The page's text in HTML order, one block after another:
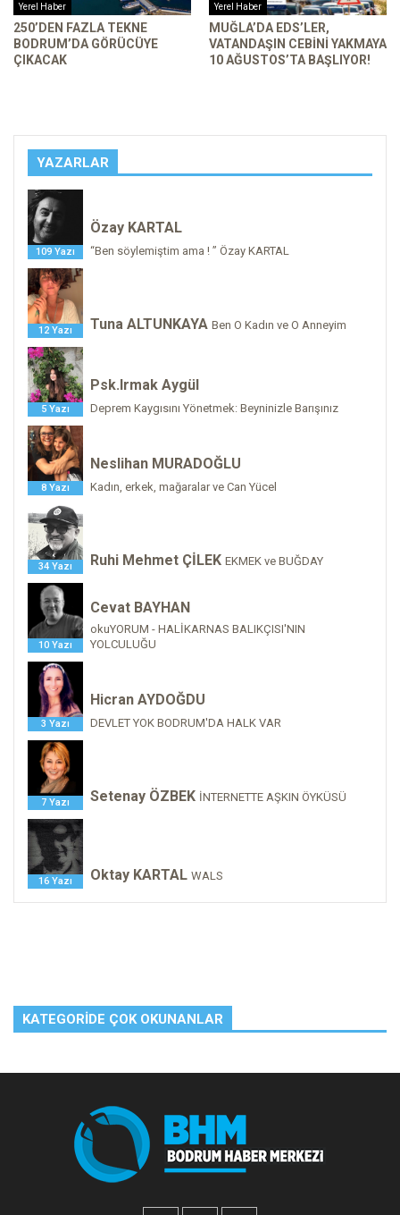
Yerel Haber
250’DEN FAZLA TEKNE
BODRUM’DA GÖRÜCÜYE
ÇIKACAK
Yerel Haber
MUĞLA’DA EDS’LER,
VATANDAŞIN CEBINI YAKMAYA
10 AĞUSTOS’TA BAŞLIYOR!
YAZARLAR
109 Yazı
Özay KARTAL
“Ben söylemiştim ama ! ” Özay KARTAL
12 Yazı Tuna ALTUNKAYA Ben O Kadın ve O Anneyim
5 Yazı
Psk.Irmak Aygül
Deprem Kaygısını Yönetmek: Beyninizle Barışınız
8 Yazı
Neslihan MURADOĞLU
Kadın, erkek, mağaralar ve Can Yücel
34 Yazı Ruhi Mehmet ÇİLEK EKMEK ve BUĞDAY
10 Yazı
Cevat BAYHAN
okuYORUM - HALİKARNAS BALIKÇISI'NIN
YOLCULUĞU
3 Yazı
Hicran AYDOĞDU
DEVLET YOK BODRUM'DA HALK VAR
7 Yazı Setenay ÖZBEK İNTERNETTE AŞKIN ÖYKÜSÜ
16 Yazı Oktay KARTAL WALS
KATEGORIDE ÇOK OKUNANLAR